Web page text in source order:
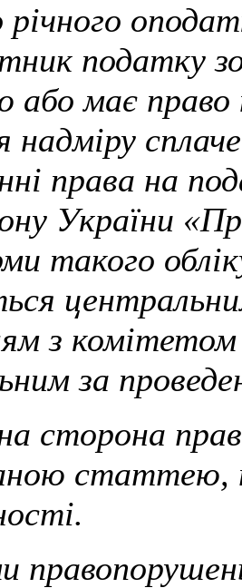
річного
податку
або має
надміру
права на
України
такого
з
за
сторона
статтею,